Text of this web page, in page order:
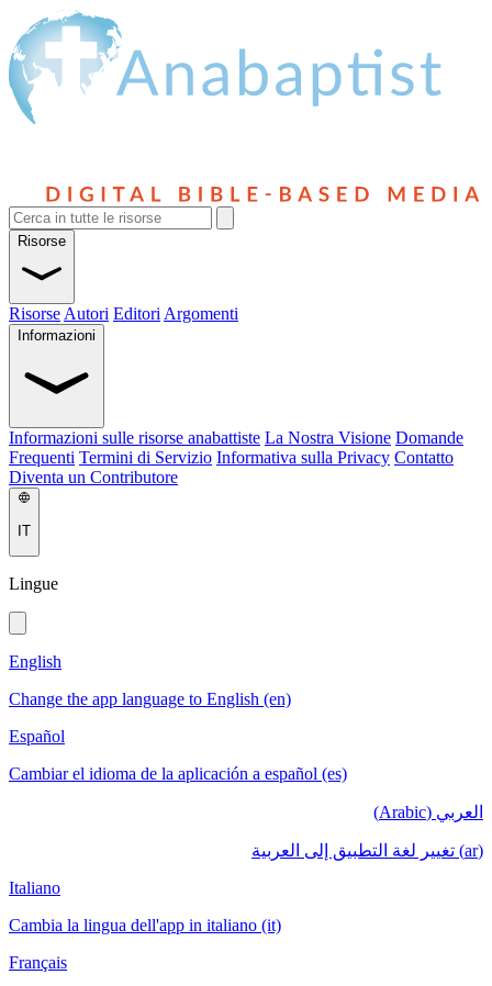
Risorse
Risorse Autori Editori Argomenti
Informazioni
Informazioni sulle risorse anabattiste La Nostra Visione Domande
Frequenti Termini di Servizio Informativa sulla Privacy Contatto
Diventa un Contributore
IT
Lingue
English
Change the app language to English (en)
Español
Cambiar el idioma de la aplicación a español (es)
العربي (Arabic)
(ar) تغيير لغة التطبيق إلى العربية
Italiano
Cambia la lingua dell'app in italiano (it)
Français